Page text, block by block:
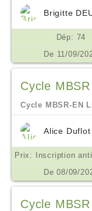
Brigitte
Dép: 74
De 11/09/
Cycle MBSR
Cycle MBSR-EN
Alice Duflot
De 08/09/
Cycle MBSR